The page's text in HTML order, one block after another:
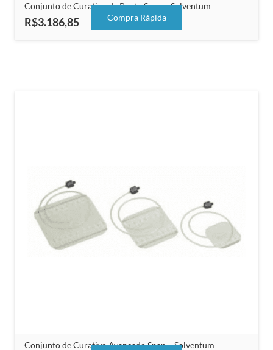
Conjunto de Curativo de Ponte Snap – Solventum
R$3.186,85 Compra Rápida
Conjunto de Curativo Avançado Snap – Solventum